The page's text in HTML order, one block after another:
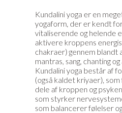
Kundalini yoga er en
yogaform, der er kendt
vitaliserende og helende
aktivere kroppens
chakraer) gennem blandt
mantras, sang, chanting
Kundalini yoga består af
(også kaldet kriyaer),
dele af kroppen og
som styrker
som balancerer følelser og